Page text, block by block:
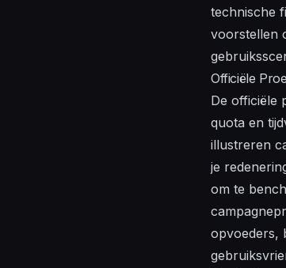
technische
voorstellen
Officiële
De officiële
quota en
illustreren
je
om te
opvoeders,